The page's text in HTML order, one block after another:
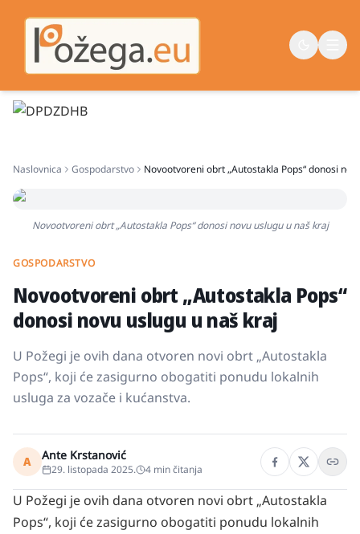
Vijesti
Život
Sport
Županija
Naslovnica Gospodarstvo Novootvoreni obrt „Autostakla Pops“ donosi
Novootvoreni obrt „Autostakla Pops“ donosi novu uslugu u naš kraj
GOSPODARSTVO
Novootvoreni obrt „Autostakla Pops“
donosi novu uslugu u naš kraj
U Požegi je ovih dana otvoren novi obrt „Autostakla
Pops“, koji će zasigurno obogatiti ponudu lokalnih
usluga za vozače i kućanstva.
A Ante Krstanović
29. listopada 2025. 4 min čitanja
U Požegi je ovih dana otvoren novi obrt „Autostakla
Pops“, koji će zasigurno obogatiti ponudu lokalnih